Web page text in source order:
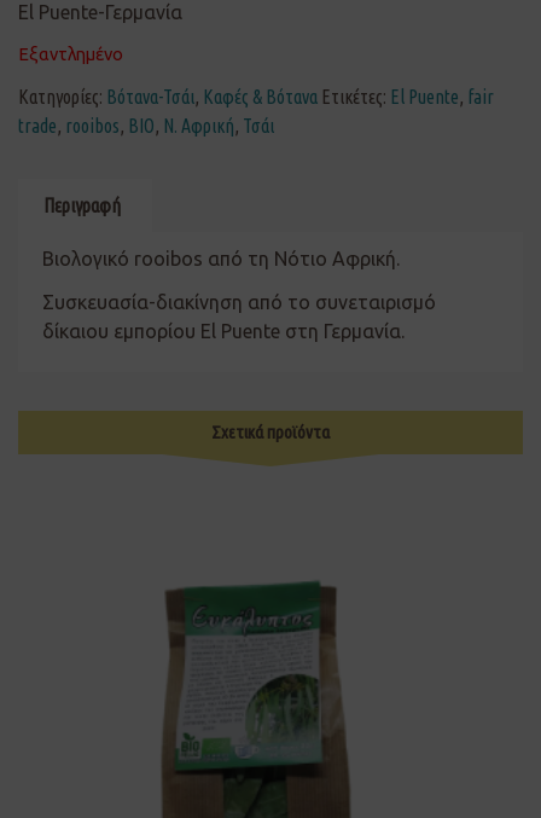
El Puente-Γερμανία
Εξαντλημένο
Κατηγορίες: Βότανα-Τσάι, Καφές & Βότανα Ετικέτες: El Puente, fair
trade, rooibos, ΒΙΟ, Ν. Αφρική, Τσάι
Περιγραφή
Βιολογικό rooibos από τη Νότιο Αφρική.
Συσκευασία-διακίνηση από το συνεταιρισμό
δίκαιου εμπορίου El Puente στη Γερμανία.
Σχετικά προϊόντα